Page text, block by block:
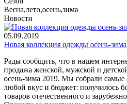
Весна,лето,осень,зима
Новости
05.09.2019
Новая коллекция одежды осень-
Рады сообщить, что в нашем
продажа женской, мужской и
осень-зима 2019. Мы собрали самые
любой вкус и бюджет: получилось
товаров отечественного и